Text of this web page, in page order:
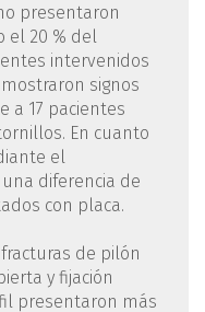
presentaron
el 20 % del
intervenidos
mostraron signos
a 17 pacientes
En cuanto
el
una diferencia de
con placa.
de pilón
y fijación
presentaron más